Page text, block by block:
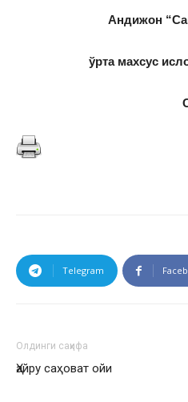
Андижон
ўрта махсус
Telegram
Олдинги саҳифа
Ҳайру саҳоват ойи